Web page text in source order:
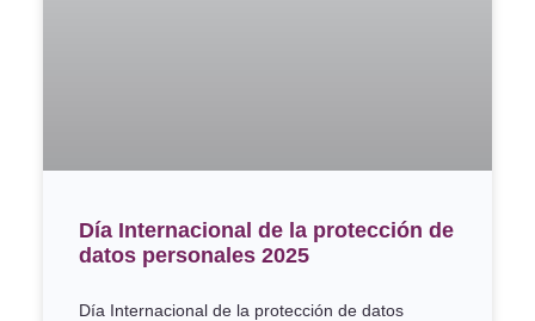
Día Internacional de la protección de
datos personales 2025
Día Internacional de la protección de datos